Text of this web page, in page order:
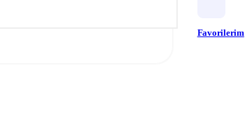
Favorilerim